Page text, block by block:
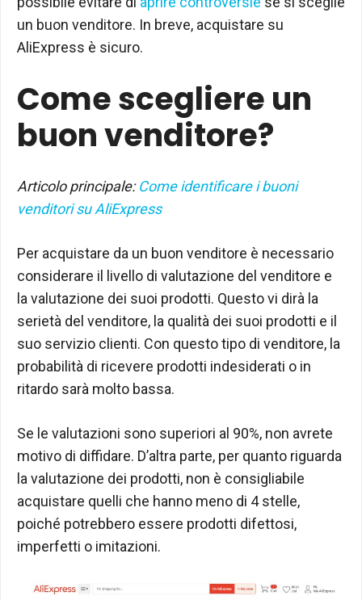
un buon venditore. In breve, acquistare su
AliExpress è sicuro.
Come scegliere un
buon venditore?
Articolo principale:Come identificare i buoni
venditori su AliExpress
Per acquistare da un buon venditore è necessario
considerare il livello di valutazione del venditore e
la valutazione dei suoi prodotti. Questo vi dirà la
serietà del venditore, la qualità dei suoi prodotti e il
suo servizio clienti. Con questo tipo di venditore, la
probabilità di ricevere prodotti indesiderati o in
ritardo sarà molto bassa.
Se le valutazioni sono superiori al 90%, non avrete
motivo di diffidare. D’altra parte, per quanto riguarda
la valutazione dei prodotti, non è consigliabile
acquistare quelli che hanno meno di 4 stelle,
poiché potrebbero essere prodotti difettosi,
imperfetti o imitazioni.